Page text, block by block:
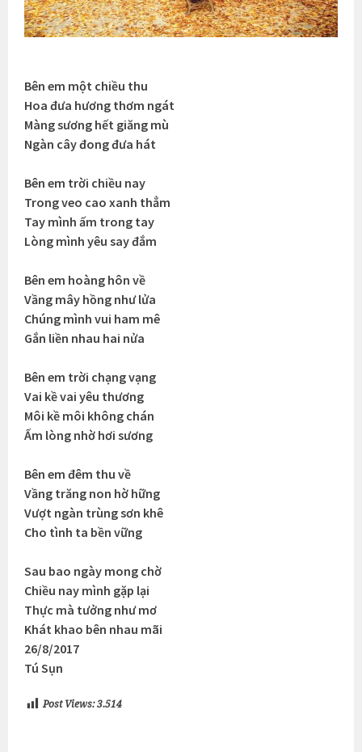
Bên em một chiều thu
Hoa đưa hương thơm ngát
Màng sương hết giăng mù
Ngàn cây đong đưa hát
Bên em trời chiều nay
Trong veo cao xanh thẳm
Tay mình ấm trong tay
Lòng mình yêu say đắm
Bên em hoàng hôn về
Vầng mây hồng như lửa
Chúng mình vui ham mê
Gắn liền nhau hai nửa
Bên em trời chạng vạng
Vai kề vai yêu thương
Môi kề môi không chán
Ấm lòng nhờ hơi sương
Bên em đêm thu về
Vầng trăng non hờ hững
Vượt ngàn trùng sơn khê
Cho tình ta bền vững
Sau bao ngày mong chờ
Chiều nay mình gặp lại
Thực mà tưởng như mơ
Khát khao bên nhau mãi
26/8/2017
Tú Sụn
Post Views: 3.514